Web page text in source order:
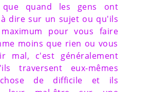
que quand les gens ont
dire sur un sujet ou qu'ils
pour vous faire
moins que rien ou vous
mal, c'est généralement
traversent eux-mêmes
de difficile et ils